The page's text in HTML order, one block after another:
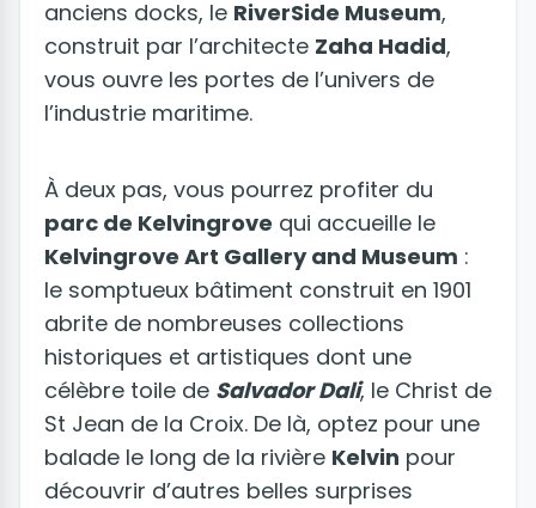
anciens docks, le RiverSide Museum,
construit par l’architecte Zaha Hadid,
vous ouvre les portes de l’univers de
l’industrie maritime.
À deux pas, vous pourrez profiter du
parc de Kelvingrove qui accueille le
Kelvingrove Art Gallery and Museum :
le somptueux bâtiment construit en 1901
abrite de nombreuses collections
historiques et artistiques dont une
célèbre toile de Salvador Dali, le Christ de
St Jean de la Croix. De là, optez pour une
balade le long de la rivière Kelvin pour
découvrir d’autres belles surprises